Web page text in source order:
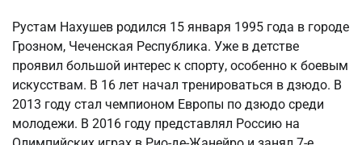
Рустам Нахушев родился 15 января 1995 года в городе
Грозном, Чеченская Республика. Уже в детстве
проявил большой интерес к спорту, особенно к боевым
искусствам. В 16 лет начал тренироваться в дзюдо. В
2013 году стал чемпионом Европы по дзюдо среди
молодежи. В 2016 году представлял Россию на